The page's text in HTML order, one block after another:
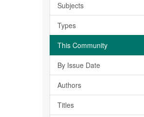
Subjects
Types
This Community
By Issue Date
Authors
Titles